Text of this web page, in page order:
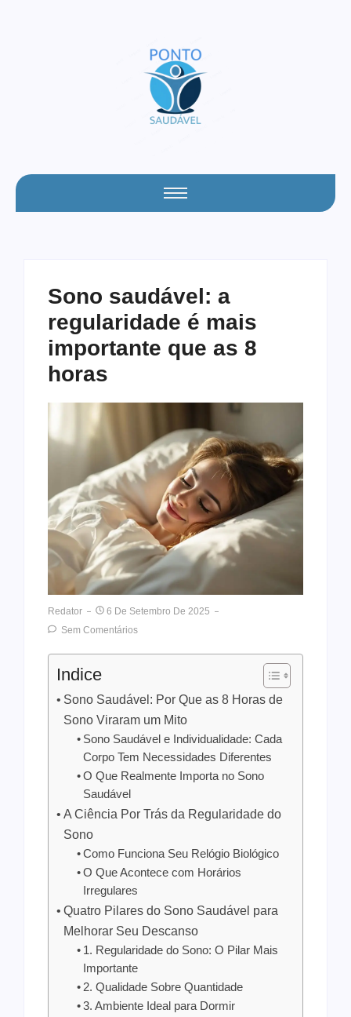
Sono saudável: a
regularidade é mais
importante que as 8
horas
Redator
6 De Setembro De 2025
Sem Comentários
Indice
Sono Saudável: Por Que as 8 Horas de
Sono Viraram um Mito
Sono Saudável e Individualidade: Cada
Corpo Tem Necessidades Diferentes
O Que Realmente Importa no Sono
Saudável
A Ciência Por Trás da Regularidade do
Sono
Como Funciona Seu Relógio Biológico
O Que Acontece com Horários
Irregulares
Quatro Pilares do Sono Saudável para
Melhorar Seu Descanso
1. Regularidade do Sono: O Pilar Mais
Importante
2. Qualidade Sobre Quantidade
3. Ambiente Ideal para Dormir